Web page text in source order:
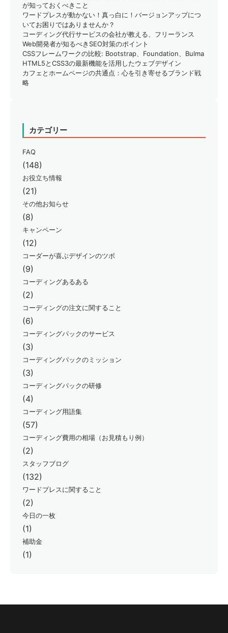
が知っておくべきこと
ワードプレスが動かない！真っ白に！バージョンアップにつ
いてお困りではありませんか？
コーディング代行サービスの会社が教える、フリーランス
Web開発者が知るべきSEO対策のポイント
CSSフレームワークの比較: Bootstrap、Foundation、Bulma
HTML5とCSS3の最新機能を活用したウェブデザイン
カフェとホームページの共通点：心を引き寄せるブランド戦
略
カテゴリー
FAQ
(148)
お役立ち情報
(21)
その他お知らせ
(8)
キャンペーン
(12)
コーダーが喜ぶデザインのツボ
(9)
コーディングあるある
(2)
コーディングの注文に関すること
(6)
コーディングパックのサービス
(3)
コーディングパックのミッション
(3)
コーディングパックの研修
(4)
コーディング用語集
(57)
コーディング費用の相場（お見積もり例）
(2)
スタッフブログ
(132)
ワードプレスに関すること
(2)
今日の一枚
(1)
補助金
(1)